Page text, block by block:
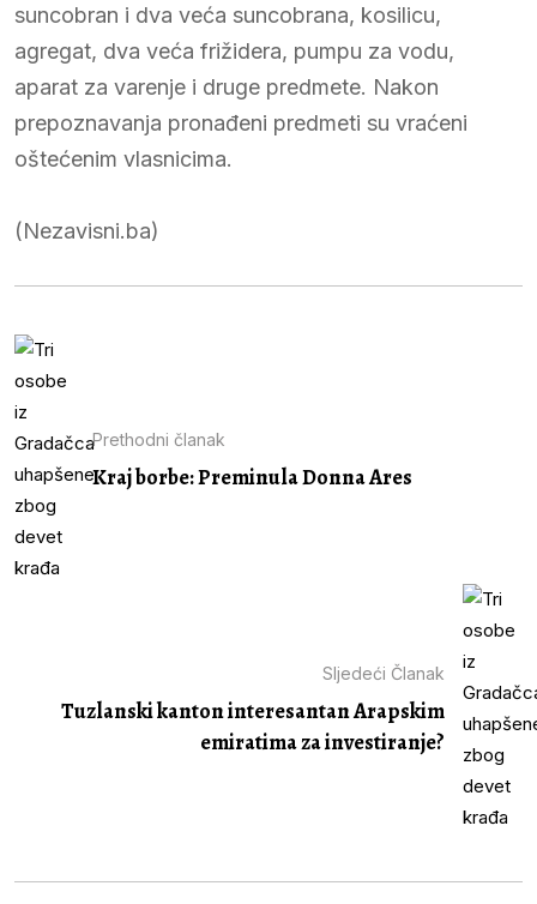
suncobran i dva veća suncobrana, kosilicu,
agregat, dva veća frižidera, pumpu za vodu,
aparat za varenje i druge predmete. Nakon
prepoznavanja pronađeni predmeti su vraćeni
oštećenim vlasnicima.
(Nezavisni.ba)
Prethodni članak
Kraj borbe: Preminula Donna Ares
Sljedeći Članak
Tuzlanski kanton interesantan Arapskim
emiratima za investiranje?